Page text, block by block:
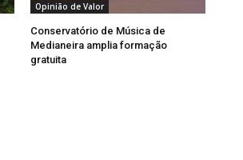
Opinião de Valor
Conservatório de Música de
Medianeira amplia formação
gratuita